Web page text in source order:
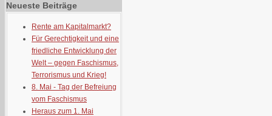
Neueste Beiträge
Rente am Kapitalmarkt?
Für Gerechtigkeit und eine
friedliche Entwicklung der
Welt – gegen Faschismus,
Terrorismus und Krieg!
8. Mai - Tag der Befreiung
vom Faschismus
Heraus zum 1. Mai